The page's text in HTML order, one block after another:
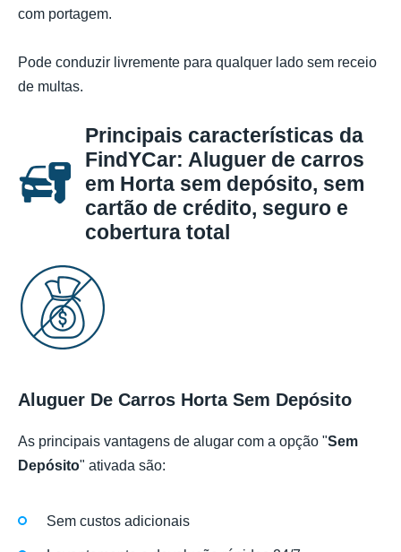
com portagem.
Pode conduzir livremente para qualquer lado sem receio
de multas.
Principais características da
FindYCar: Aluguer de carros
em Horta sem depósito, sem
cartão de crédito, seguro e
cobertura total
Aluguer De Carros Horta Sem Depósito
As principais vantagens de alugar com a opção "Sem
Depósito" ativada são:
Sem custos adicionais